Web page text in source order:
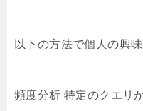
以下の方法で個人の興
頻度分析 特定のクエリ